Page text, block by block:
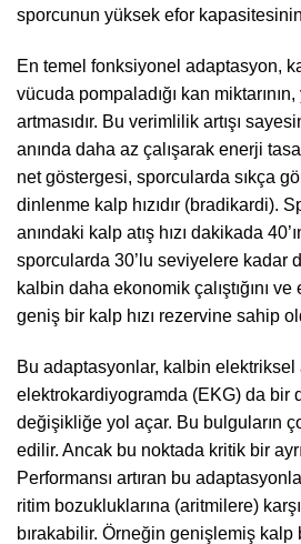
sporcunun yüksek efor
En temel fonksiyonel adaptasyon,
vücuda pompaladığı kan
artmasıdır. Bu verimlilik artışı
anında daha az çalışarak enerji
net göstergesi, sporcularda sıkça
dinlenme kalp hızıdır (bradikardi).
anındaki kalp atış hızı dakikada
sporcularda 30’lu seviyelere kadar
kalbin daha ekonomik çalıştığını
geniş bir kalp hızı rezervine sahip
Bu adaptasyonlar, kalbin
elektrokardiyogramda (EKG) da bir
değişikliğe yol açar. Bu bulguların
edilir. Ancak bu noktada kritik bir
Performansı artıran bu
ritim bozukluklarına (aritmilere)
bırakabilir. Örneğin genişlemiş kalp